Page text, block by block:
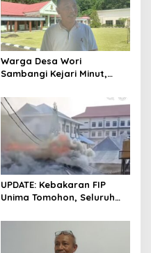
Warga Desa Wori
Sambangi Kejari Minut,
Laporan Dugaan Korupsi
Dana Desa
UPDATE: Kebakaran FIP
Unima Tomohon, Seluruh
Terbakar